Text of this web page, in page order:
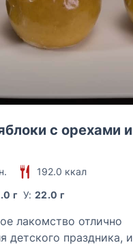
с орехами и
192.0 ккал
г У:22.0 г
лакомство отлично
детского праздника, и